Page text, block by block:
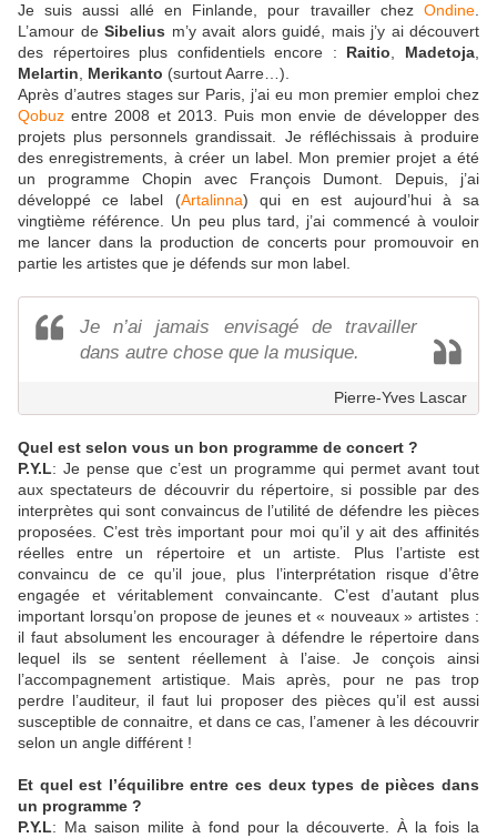
Je suis aussi allé en Finlande, pour travailler chez Ondine
L’amour de Sibelius m’y avait alors guidé, mais j’y ai découvert
des répertoires plus confidentiels encore : Raitio Madetoja
Melartin
Merikanto (surtout Aarre…).
Après d’autres stages sur Paris, j’ai eu mon premier emploi chez
Qobuz entre 2008 et 2013. Puis mon envie de développer des
projets plus personnels grandissait. Je réfléchissais à produire
des enregistrements, à créer un label. Mon premier projet a été
un programme Chopin avec François Dumont. Depuis, j’ai
développé ce label (Artalinna) qui en est aujourd’hui à sa
vingtième référence. Un peu plus tard, j’ai commencé à vouloir
me lancer dans la production de concerts pour promouvoir en
partie les artistes que je défends sur mon label.
Je n’ai jamais envisagé de travailler
dans autre chose que la musique.
Pierre-Yves Lascar
Quel est selon vous un bon programme de concert ?
P.Y.L: Je pense que c’est un programme qui permet avant tout
aux spectateurs de découvrir du répertoire, si possible par des
interprètes qui sont convaincus de l’utilité de défendre les pièces
proposées. C’est très important pour moi qu’il y ait des affinités
réelles entre un répertoire et un artiste. Plus l’artiste est
convaincu de ce qu’il joue, plus l’interprétation risque d’être
engagée et véritablement convaincante. C’est d’autant plus
important lorsqu’on propose de jeunes et « nouveaux » artistes :
il faut absolument les encourager à défendre le répertoire dans
lequel ils se sentent réellement à l’aise. Je conçois ainsi
l’accompagnement artistique. Mais après, pour ne pas trop
perdre l’auditeur, il faut lui proposer des pièces qu’il est aussi
susceptible de connaitre, et dans ce cas, l’amener à les découvrir
selon un angle différent !
Et quel est l’équilibre entre ces deux types de pièces dans
un programme ?
P.Y.L: Ma saison milite à fond pour la découverte. À la fois la